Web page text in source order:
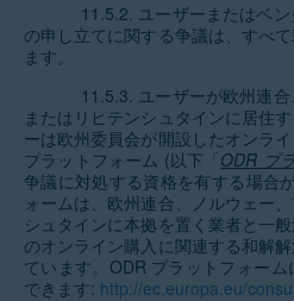
11.5.2. ユーザーまたはベ
の申し立てに関する争議は、すべ
ます。
11.5.3. ユーザーが欧州連
またはリヒテンシュタインに居住
ーは欧州委員会が開設したオンラ
プラットフォーム (以下「 ODR プ
争議に対処する資格を有する場合
ォームは、欧州連合、ノルウェー
シュタインに本拠を置く業者と一
のオンライン購入に関連する和解
ています。ODR プラットフォー
できます: http://ec.europa.eu/